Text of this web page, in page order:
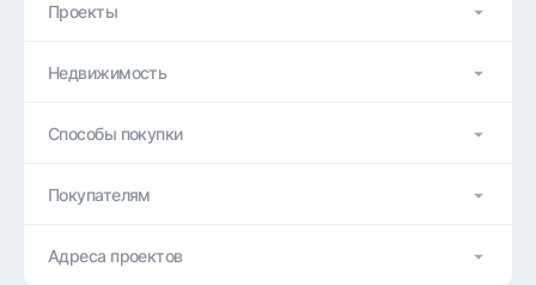
Проекты
Недвижимость
Способы покупки
Покупателям
Адреса проектов